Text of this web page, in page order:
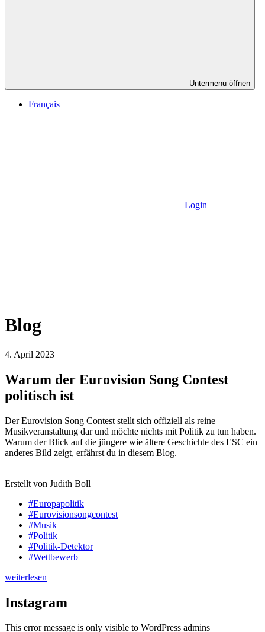
Untermenu öffnen
Français
Login
Blog
4. April 2023
Warum der Eurovision Song Contest
politisch ist
Der Eurovision Song Contest stellt sich offiziell als reine
Musikveranstaltung dar und möchte nichts mit Politik zu tun haben.
Warum der Blick auf die jüngere wie ältere Geschichte des ESC ein
anderes Bild zeigt, erfährst du in diesem Blog.
Erstellt von Judith Boll
#Europapolitik
#Eurovisionsongcontest
#Musik
#Politik
#Politik-Detektor
#Wettbewerb
weiterlesen
Instagram
This error message is only visible to WordPress admins